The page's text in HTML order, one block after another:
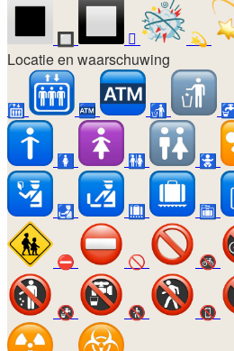
🔲 🫯
💫
Locatie en waarschuwing
🛗 🏧 🚮
🚺 🚻 🚼
🛃 🛄 🛅
⛔ 🚫 🚳
🚱 🚷 📵